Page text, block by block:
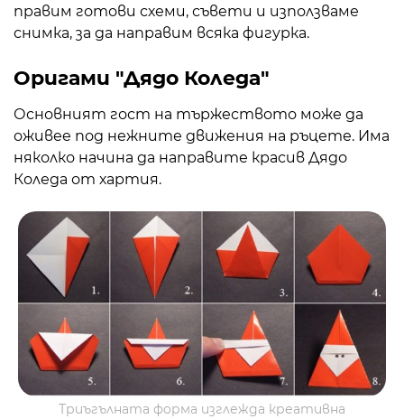
правим готови схеми, съвети и използваме
снимка, за да направим всяка фигурка.
Оригами "Дядо Коледа"
Основният гост на тържеството може да
оживее под нежните движения на ръцете. Има
няколко начина да направите красив Дядо
Коледа от хартия.
Триъгълната форма изглежда креативна